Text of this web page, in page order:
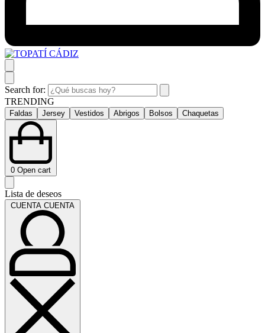
Search for:
TRENDING
Faldas Jersey Vestidos Abrigos Bolsos Chaquetas
0 Open cart
Lista de deseos
CUENTA CUENTA